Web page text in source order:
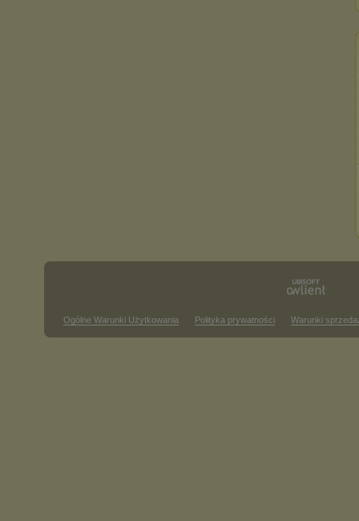
Ogólne Warunki Użytkowania Polityka prywatności Warunki